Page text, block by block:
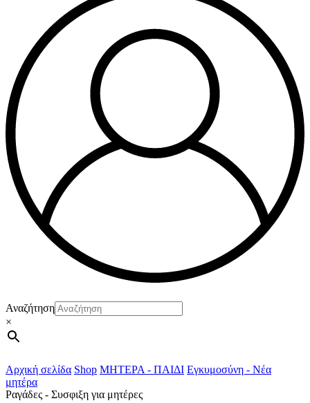
Αναζήτηση
×
Αρχική σελίδα Shop ΜΗΤΕΡΑ - ΠΑΙΔΙ Εγκυμοσύνη - Νέα
μητέρα
Ραγάδες - Συσφιξη για μητέρες